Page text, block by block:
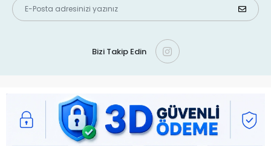
Bizi Takip Edin